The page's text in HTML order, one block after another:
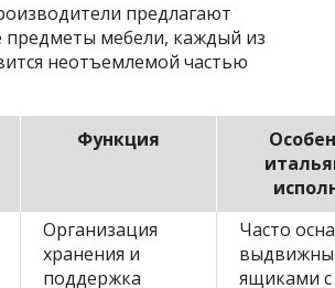
предлагают
предметы мебели, каждый из
неотъемлемой частью
Функция
Организация
хранения и
поддержка
Часто
ящиками